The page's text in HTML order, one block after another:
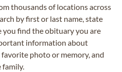
thousands of locations across
by first or last name, state
you find the obituary you are
information about
favorite photo or memory, and
family.